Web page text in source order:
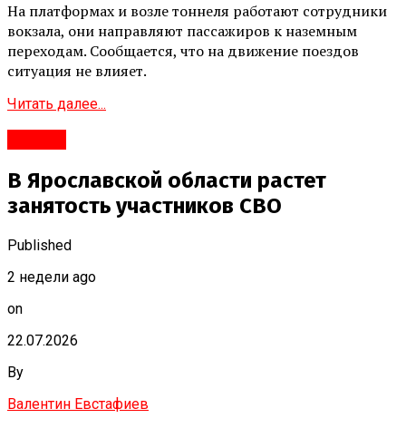
На платформах и возле тоннеля работают сотрудники
вокзала, они направляют пассажиров к наземным
переходам. Сообщается, что на движение поездов
ситуация не влияет.
Читать далее...
В Ярославской области растет
занятость участников СВО
Published
2 недели ago
on
22.07.2026
By
Валентин Евстафиев